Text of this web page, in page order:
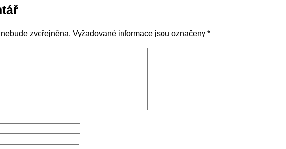
zveřejněna. Vyžadované informace jsou označeny *